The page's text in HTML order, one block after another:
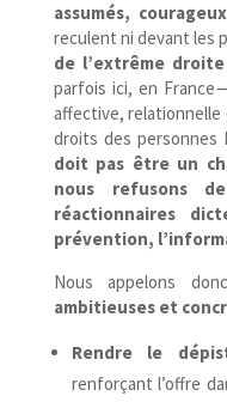
assumés, courageux
reculent ni devant les
de l’extrême droite
parfois ici, en France
affective,
droits des personnes
doit pas être un
nous refusons
réactionnaires
prévention,
Nous appelons
ambitieuses et
Rendre le
renforçant l’offre